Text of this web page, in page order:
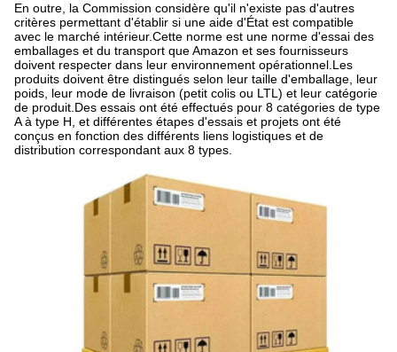
En outre, la Commission considère qu'il n'existe pas d'autres
critères permettant d'établir si une aide d'État est compatible
avec le marché intérieur.Cette norme est une norme d'essai des
emballages et du transport que Amazon et ses fournisseurs
doivent respecter dans leur environnement opérationnel.Les
produits doivent être distingués selon leur taille d'emballage, leur
poids, leur mode de livraison (petit colis ou LTL) et leur catégorie
de produit.Des essais ont été effectués pour 8 catégories de type
A à type H, et différentes étapes d'essais et projets ont été
conçus en fonction des différents liens logistiques et de
distribution correspondant aux 8 types.